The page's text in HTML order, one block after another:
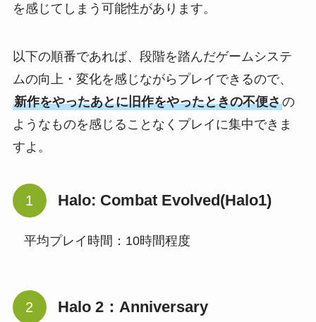
を感じてしまう可能性があります。
以下の順番であれば、段階を踏んだゲームシステ
ムの向上・変化を感じながらプレイできるので、
新作をやったあとに旧作をやったときの不便さの
ようなものを感じることなくプレイに集中できま
すよ。
Halo: Combat Evolved(Halo1)
平均プレイ時間：10時間程度
Halo 2：Anniversary